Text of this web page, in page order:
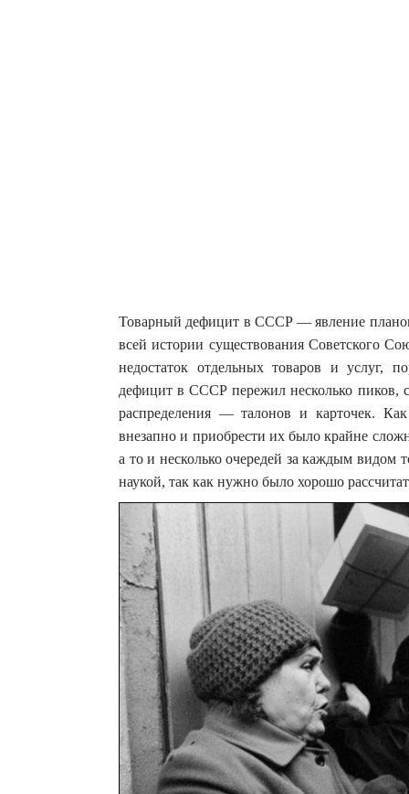
Товарный дефицит в СССР — явление
всей истории существования Советского
недостаток отдельных товаров и услуг,
дефицит в СССР пережил несколько пиков,
распределения — талонов и карточек.
внезапно и приобрести их было крайне
а то и несколько очередей за каждым видом
наукой, так как нужно было хорошо